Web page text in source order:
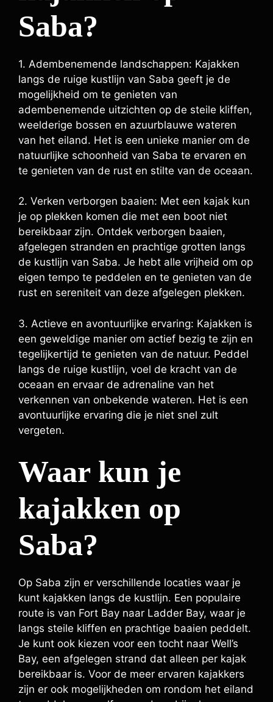
Saba?
1. Adembenemende landschappen: Kajakken
langs de ruige kustlijn van Saba geeft je de
mogelijkheid om te genieten van
adembenemende uitzichten op de steile kliffen,
weelderige bossen en azuurblauwe wateren
van het eiland. Het is een unieke manier om de
natuurlijke schoonheid van Saba te ervaren en
te genieten van de rust en stilte van de oceaan.
2. Verken verborgen baaien: Met een kajak kun
je op plekken komen die met een boot niet
bereikbaar zijn. Ontdek verborgen baaien,
afgelegen stranden en prachtige grotten langs
de kustlijn van Saba. Je hebt alle vrijheid om op
eigen tempo te peddelen en te genieten van de
rust en sereniteit van deze afgelegen plekken.
3. Actieve en avontuurlijke ervaring: Kajakken is
een geweldige manier om actief bezig te zijn en
tegelijkertijd te genieten van de natuur. Peddel
langs de ruige kustlijn, voel de kracht van de
oceaan en ervaar de adrenaline van het
verkennen van onbekende wateren. Het is een
avontuurlijke ervaring die je niet snel zult
vergeten.
Waar kun je
kajakken op
Saba?
Op Saba zijn er verschillende locaties waar je
kunt kajakken langs de kustlijn. Een populaire
route is van Fort Bay naar Ladder Bay, waar je
langs steile kliffen en prachtige baaien peddelt.
Je kunt ook kiezen voor een tocht naar Well’s
Bay, een afgelegen strand dat alleen per kajak
bereikbaar is. Voor de meer ervaren kajakkers
zijn er ook mogelijkheden om rondom het eiland